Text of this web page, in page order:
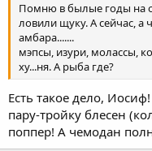
Помню в былые годы на
ловили щуку. А сейчас, а
амбара.......
мэпсы, изури, молассы,
ху...ня. А рыба где?
Есть такое дело,
пару-тройку блесен
поппер! А чемодан